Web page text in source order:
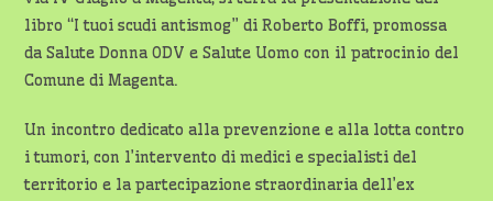
libro “I tuoi scudi antismog” di Roberto Boffi, promossa
da Salute Donna ODV e Salute Uomo con il patrocinio del
Comune di Magenta.
Un incontro dedicato alla prevenzione e alla lotta contro
i tumori, con l’intervento di medici e specialisti del
territorio e la partecipazione straordinaria dell’ex